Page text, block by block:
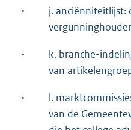
·
j. anciënniteitlijst:
·
k. branche-
van
·
l.
van de